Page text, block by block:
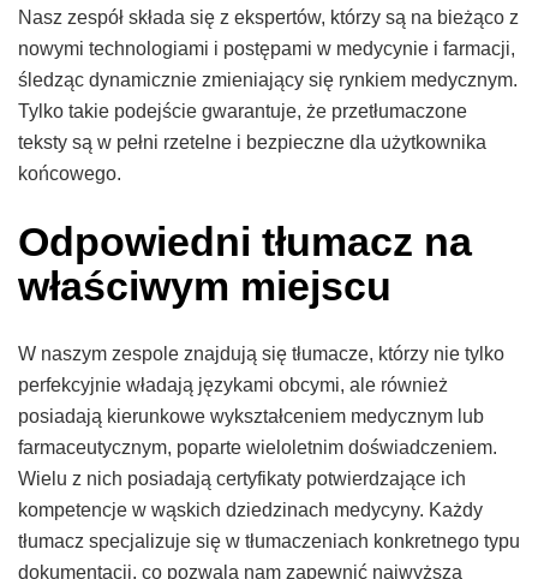
Nasz zespół składa się z ekspertów, którzy są na bieżąco z
nowymi technologiami i postępami w medycynie i farmacji,
śledząc dynamicznie zmieniający się rynkiem medycznym.
Tylko takie podejście gwarantuje, że przetłumaczone
teksty są w pełni rzetelne i bezpieczne dla użytkownika
końcowego.
Odpowiedni tłumacz na
właściwym miejscu
W naszym zespole znajdują się tłumacze, którzy nie tylko
perfekcyjnie władają językami obcymi, ale również
posiadają kierunkowe wykształceniem medycznym lub
farmaceutycznym, poparte wieloletnim doświadczeniem.
Wielu z nich posiadają certyfikaty potwierdzające ich
kompetencje w wąskich dziedzinach medycyny. Każdy
tłumacz specjalizuje się w tłumaczeniach konkretnego typu
dokumentacji, co pozwala nam zapewnić najwyższą